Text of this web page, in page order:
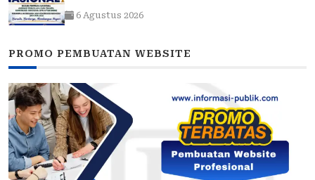
MEMBANGUN NEGERI”: 15 BPP SIAP HADIR
6 Agustus 2026
PROMO PEMBUATAN WEBSITE